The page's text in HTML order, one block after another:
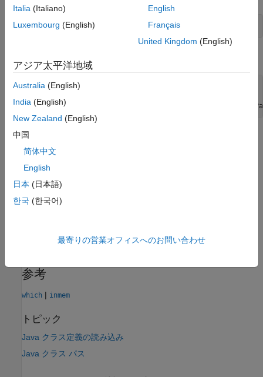
equals is a Java method      % java.lang.String method
equals is a Java method      %
関数
動作をします。
MATLAB クラスを表示
現在どの Java クラスが読み込まれているのかを確認するには、
参考
which | inmem
トピック
Java クラス定義の読み込み
Java クラス パス
Italia (Italiano)
Luxembourg (English)
English
Français
United Kingdom (English)
アジア太平洋地域
Australia (English)
India (English)
New Zealand (English)
中国
简体中文
English
日本 (日本語)
한국 (한국어)
最寄りの営業オフィスへのお問い合わせ